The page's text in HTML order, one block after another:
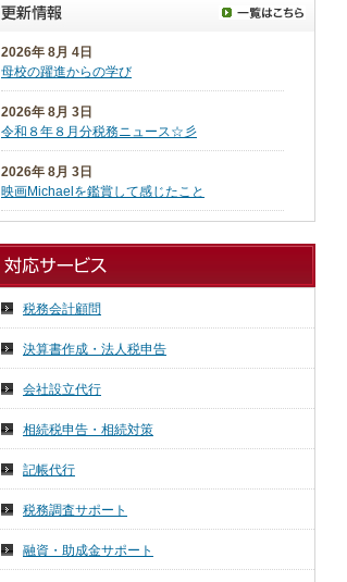
2026年 8月 4日
母校の躍進からの学び
2026年 8月 3日
令和８年８月分税務ニュース☆彡
2026年 8月 3日
映画Michaelを鑑賞して感じたこと
日本税理士企業年金基金代議員会
2026年 7月 27日
日本税理士会連合会総会
2026年 7月 16日
祇園祭り 前祭
2026年 7月 15日
気ままに投稿
2026年 7月 14日
７月の京都へ
2026年 7月 1日
令和８年７月分税務ニュース☆彡
税務会計顧問
決算書作成・法人税申告
会社設立代行
相続税申告・相続対策
記帳代行
税務調査サポート
融資・助成金サポート